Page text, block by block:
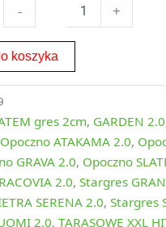
- +
koszyka
gres 2cm, GARDEN 2.0
Opoczno ATAKAMA 2.0,
GRAVA 2.0, Opoczno
2.0, Stargres
SERENA 2.0, Stargres
2.0, TARASOWE XXL